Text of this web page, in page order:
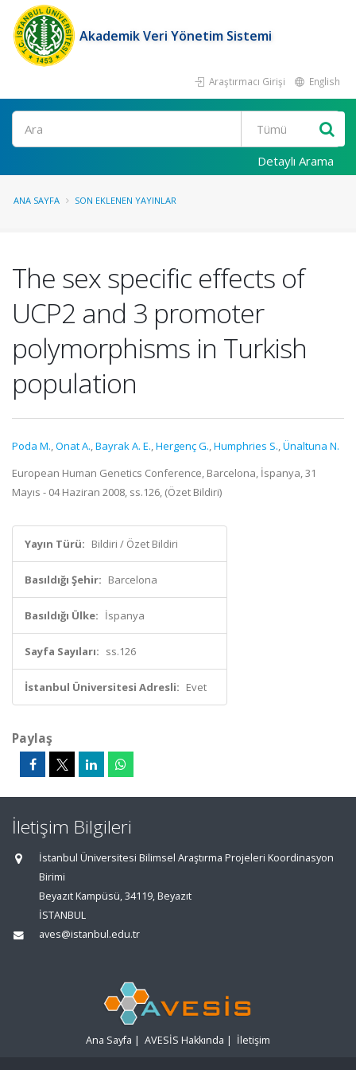
Akademik Veri Yönetim Sistemi
Araştırmacı Girişi English
Ara
Detaylı Arama
ANA SAYFA SON EKLENEN YAYINLAR
The sex specific effects of
UCP2 and 3 promoter
polymorphisms in Turkish
population
Poda M.,Onat A.,Bayrak A. E.,Hergenç G.,Humphries S.,Ünaltuna N.
European Human Genetics Conference, Barcelona, İspanya, 31
Mayıs - 04 Haziran 2008, ss.126, (Özet Bildiri)
Yayın Türü: Bildiri / Özet Bildiri
Basıldığı Şehir: Barcelona
Basıldığı Ülke: İspanya
Sayfa Sayıları: ss.126
İstanbul Üniversitesi Adresli: Evet
Paylaş
İletişim Bilgileri
İstanbul Üniversitesi Bilimsel Araştırma Projeleri Koordinasyon
Birimi
Beyazıt Kampüsü, 34119, Beyazıt
İSTANBUL
aves@istanbul.edu.tr
Ana Sayfa | AVESİS Hakkında | İletişim